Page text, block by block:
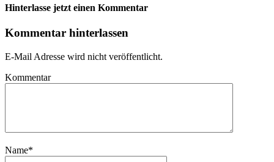
Hinterlasse jetzt einen Kommentar
Kommentar hinterlassen
E-Mail Adresse wird nicht veröffentlicht.
Kommentar
Name*